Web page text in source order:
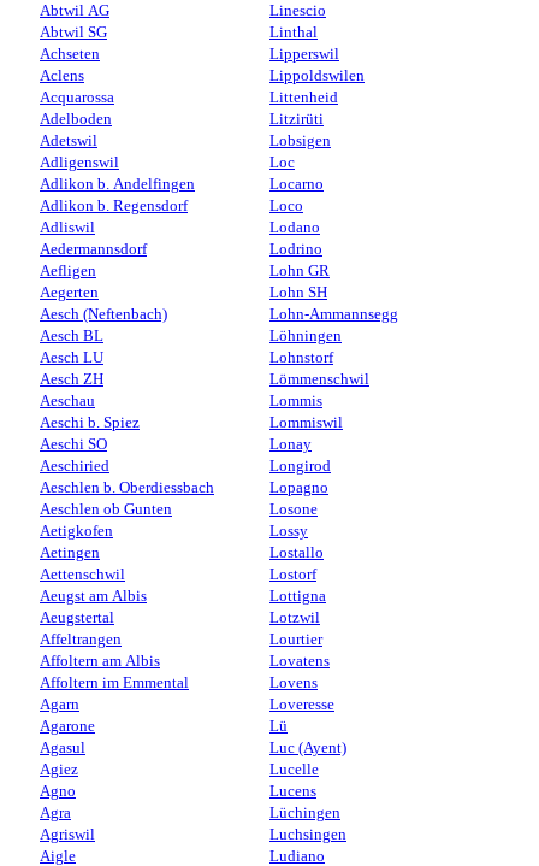
Abtwil AG
Abtwil SG
Achseten
Aclens
Acquarossa
Adelboden
Adetswil
Adligenswil
Adlikon b. Andelfingen
Adlikon b. Regensdorf
Adliswil
Aedermannsdorf
Aefligen
Aegerten
Aesch (Neftenbach)
Aesch BL
Aesch LU
Aesch ZH
Aeschau
Aeschi b. Spiez
Aeschi SO
Aeschiried
Aeschlen b. Oberdiessbach
Aeschlen ob Gunten
Aetigkofen
Aetingen
Aettenschwil
Aeugst am Albis
Aeugstertal
Affeltrangen
Affoltern am Albis
Affoltern im Emmental
Agarn
Agarone
Agasul
Agiez
Agno
Agra
Agriswil
Aigle
Linescio
Linthal
Lipperswil
Lippoldswilen
Littenheid
Litzirüti
Lobsigen
Loc
Locarno
Loco
Lodano
Lodrino
Lohn GR
Lohn SH
Lohn-Ammannsegg
Löhningen
Lohnstorf
Lömmenschwil
Lommis
Lommiswil
Lonay
Longirod
Lopagno
Losone
Lossy
Lostallo
Lostorf
Lottigna
Lotzwil
Lourtier
Lovatens
Lovens
Loveresse
Lü
Luc (Ayent)
Lucelle
Lucens
Lüchingen
Luchsingen
Ludiano